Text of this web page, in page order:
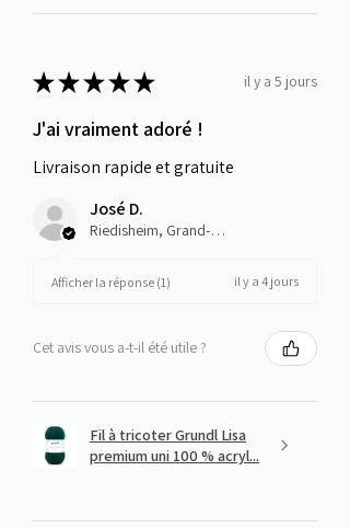
★★★★★ il y a 5 jours
J'ai vraiment adoré !
Livraison rapide et gratuite
José D.
Riedisheim, Grand-Est
Afficher la réponse (1) il y a 4 jours
Cet avis vous a-t-il été utile ?
Fil à tricoter Grundl Lisa
premium uni 100 % acryl...